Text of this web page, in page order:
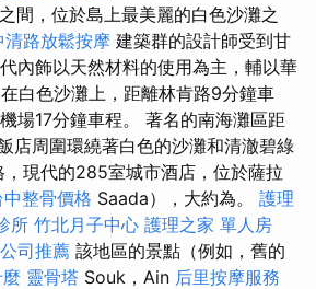
間，位於島上最美麗的白色沙灘之
清路放鬆按摩 建築群的設計師受到甘
內飾以天然材料的使用為主，輔以華
白色沙灘上，距離林肯路9分鐘車
場17分鐘車程。 著名的南海灘區距
店周圍環繞著白色的沙灘和清澈碧綠
現代的285室城市酒店，位於薩拉
中整骨價格 Saada），大約為。 護理
所 竹北月子中心 護理之家 單人房
司推薦 該地區的景點（例如，舊的
靈骨塔 Souk，Ain 后里按摩服務